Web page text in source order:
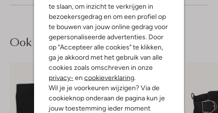
te slaan, om inzicht te verkrijgen in
bezoekersgedrag en om een profiel op
te bouwen van jouw online gedrag voor
gepersonaliseerde advertenties. Door
op "Accepteer alle cookies" te klikken,
ga je akkoord met het gebruik van alle
cookies zoals omschreven in onze
privacy- en cookieverklaring
Wil je je voorkeuren wijzigen? Via de
cookieknop onderaan de pagina kun je
jouw toestemming ieder moment
Ook iets voor jou?